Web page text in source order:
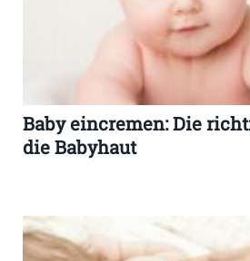
Baby eincremen: Die
die Babyhaut